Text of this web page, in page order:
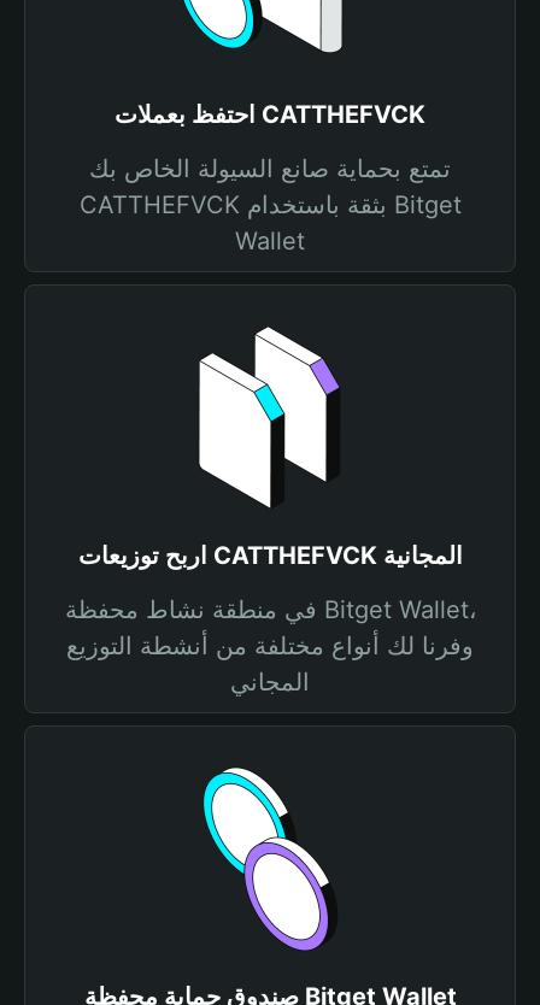
احتفظ بعملات CATTHEFVCK
تمتع بحماية صانع السيولة الخاص بك
CATTHEFVCK بثقة باستخدام Bitget
Wallet
اربح توزيعات CATTHEFVCK المجانية
في منطقة نشاط محفظة Bitget Wallet،
وفرنا لك أنواع مختلفة من أنشطة التوزيع
المجاني
صندوق حماية محفظة Bitget Wallet